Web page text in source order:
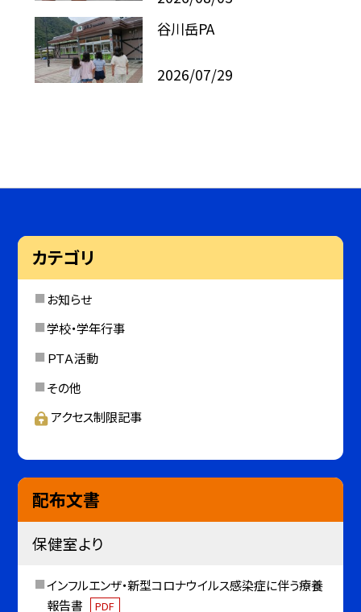
谷川岳PA
2026/07/29
カテゴリ
お知らせ
学校・学年行事
ＰＴＡ活動
その他
アクセス制限記事
配布文書
保健室より
インフルエンザ・新型コロナウイルス感染症に伴う療養
報告書
PDF